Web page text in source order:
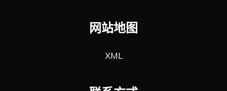
网站地图
XML